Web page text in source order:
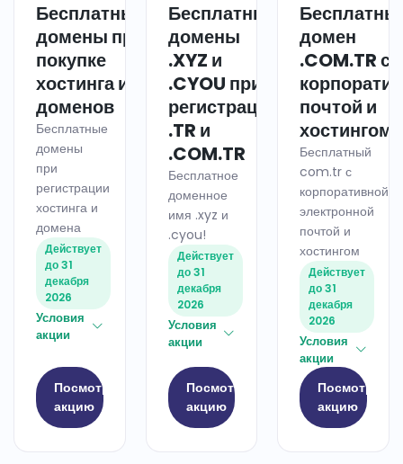
Бесплатные
домены при
покупке
хостинга и
доменов
ХОСТИНГ
Бесплатные
домены
при
регистрации
хостинга и
домена
Действует
до 31
декабря
2026
Условия
акции
Посмотреть
акцию
Бесплатные
домены
.XYZ и
.CYOU при
регистрации
.TR и
.COM.TR
ДОМЕН
Бесплатное
доменное
имя .xyz и
.cyou!
Действует
до 31
декабря
2026
Условия
акции
Посмотреть
акцию
домен
.COM.TR с
почтой и
хостингом
Бесплатный
com.tr с
корпоративной
электронной
почтой и
хостингом
Действует
до 31
декабря
2026
Условия
акции
Посмотреть
акцию